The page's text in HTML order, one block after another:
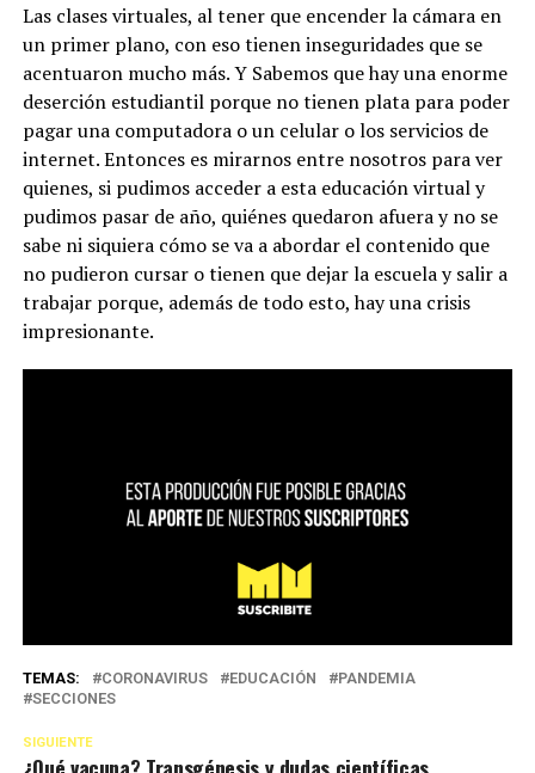
Las clases virtuales, al tener que encender la cámara en
un primer plano, con eso tienen inseguridades que se
acentuaron mucho más. Y Sabemos que hay una enorme
deserción estudiantil porque no tienen plata para poder
pagar una computadora o un celular o los servicios de
internet. Entonces es mirarnos entre nosotros para ver
quienes, si pudimos acceder a esta educación virtual y
pudimos pasar de año, quiénes quedaron afuera y no se
sabe ni siquiera cómo se va a abordar el contenido que
no pudieron cursar o tienen que dejar la escuela y salir a
trabajar porque, además de todo esto, hay una crisis
impresionante.
TEMAS: CORONAVIRUS EDUCACIÓN
PANDEMIA
SECCIONES
SIGUIENTE